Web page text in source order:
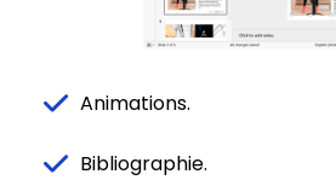
Animations.
Bibliographie.